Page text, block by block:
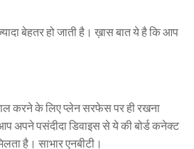
बेहतर हो जाती है। ख़ास बात ये है कि आप
करने के लिए प्लेन सरफेस पर ही रखना
पसंदीदा डिवाइस से ये की बोर्ड कनेक्ट
है। साभार एनबीटी।